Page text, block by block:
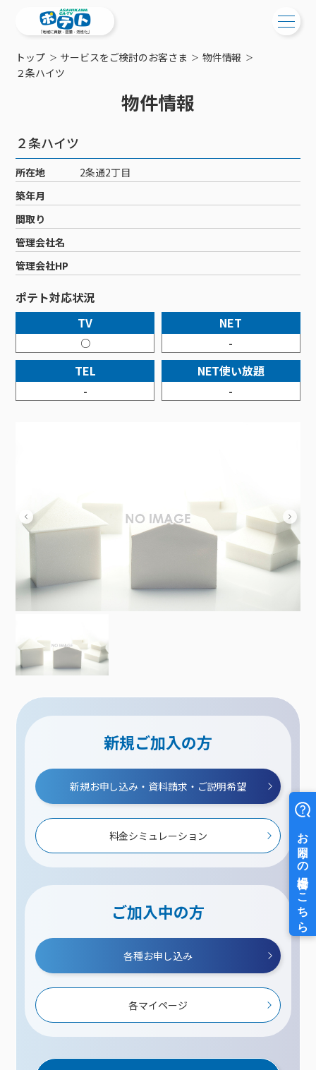
ご検討中の方
工事・配線について
新居をご検討中の方へ
ポテトを導入している集合住宅
物件情報
特典・キャンペーン
おトクな割引サービス
ご加入中の方
ご加入中のサービス確認・変更
WEBメール
サポートサービス
サポートサービストップ
リモートコール
回線速度測定
接続・設定⽅法
訪問サポート＆サポートパックサービス料⾦表
新着情報
メンテナンス・障害情報
ポテトからのプレゼント
イベントカレンダー
講座のご案内
サービス案内
サービス案内
ケーブルテレビ
ケーブルテレビトップ
チャンネル紹介
料⾦プラン
NHK衛星受信料団体⼀括⽀払
機器⼀覧
インターネット
インターネットトップ
料⾦プラン
Wi-Fiサービス
ポテトホーム防犯カメラ
オプションサービス
インターネットギガシェアプラン
固定電話
固定電話トップ
基本料⾦・通話料⾦
オプションサービス
auスマートバリュー
auまとめトーク
ポテトスマートフォントップ
料⾦プラン
機種⼀覧
オプションサービス
でんき
でんきトップ
ポラリンでんき×ポテト
ポテトでんき
暮らしを快適にするサービス
暮らしを快適にするサービストップ
ポテトライフメール
コミチャン
お困りの方はこちら
会社案内
メンテナンス
障害情報
トップ サービスをご検討のお客さま
物件情報
２条ハイツ
物件情報
２条ハイツ
所在地
2条通2丁目
築年月
間取り
管理会社名
管理会社HP
ポテト対応状況
TV
○
NET
-
TEL
-
NET使い放題
-
新規ご加入の方
新規お申し込み・資料請求・ご説明希望
料金シミュレーション
ご加入中の方
各種お申し込み
各マイページ